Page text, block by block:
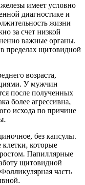
имеет условно
диагностике и
жизни
за счет низкой
важные органы.
пределах щитовидной
возраста,
У мужчин
после полученных
более агрессивна,
исхода по причине
без капсулы.
которые
Папиллярные
щитовидной
часть